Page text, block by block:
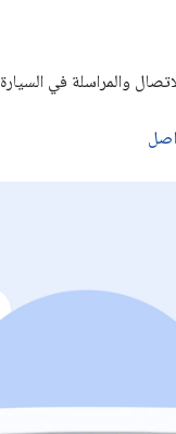
والمراسلة في السيارة